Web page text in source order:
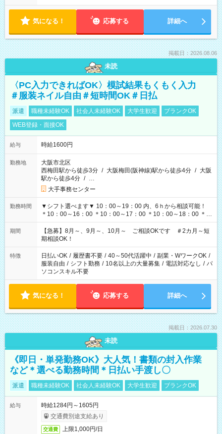
気になる！ 応募する 詳細へ
掲載日：2026.08.06
未読
〈PC入力できればOK〉模試結果もくもく入力
＃服装ネイル自由＃短時間OK＃日払
派遣 職種未経験OK 社会人未経験OK 大学生歓迎
ブランクOK
WEB登録・面接OK
給与 時給1600円
勤務地
大阪市北区
西梅田駅から徒歩3分 / 大阪梅田(阪神線)駅から徒歩4分 / 大阪
駅から徒歩4分 / …
大手事務センター
勤務時間
▼シフト選べます▼ 10：00～19：00 内、6ｈから相談可能！
＊10：00～16：00 ＊10：00～17：00 ＊10：00～18：00 ＊
11：00～19：00 ＊12：00～19：00 ＊13：00～19：00
期間
【急募】8月～、9月～、10月～ ご相談OKです ＃2カ月～短
期相談OK！
特徴 日払いOK / 履歴書不要 / 40～50代活躍中 / 副業・WワークOK /
服装自由 / シフト勤務 / 10名以上の大量募集 / 電話対応なし / パ
ソコンスキル不要
気になる！ 応募する 詳細へ
掲載日：2026.07.30
未読
《即日・単発勤務OK》大人気！書類の封入作業
など＊選べる勤務時間＊日払い手渡し〇
派遣 職種未経験OK 社会人未経験OK 大学生歓迎 ブランクOK
給与
時給1284円～1605円
交通費別途支給あり
交通費 上限1,000円/日